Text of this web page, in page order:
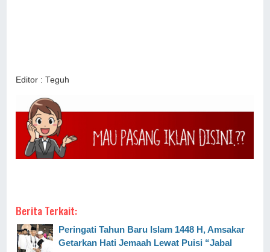
Editor : Teguh
Berita Terkait:
Peringati Tahun Baru Islam 1448 H, Amsakar
Getarkan Hati Jemaah Lewat Puisi “Jabal